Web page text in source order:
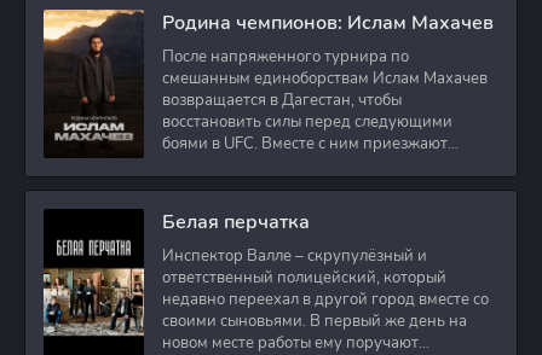
Родина чемпионов: Ислам Махачев
После напряженного турнира по
смешанным единоборствам Ислам Махачев
возвращается в Дагестан, чтобы
восстановить силы перед следующими
боями в UFC. Вместе с ним приезжают
Белая перчатка
Инспектор Валле – скрупулёзный и
ответственный полицейский, который
недавно переехал в другой город вместе со
своими сыновьями. В первый же день на
новом месте работы ему поручают